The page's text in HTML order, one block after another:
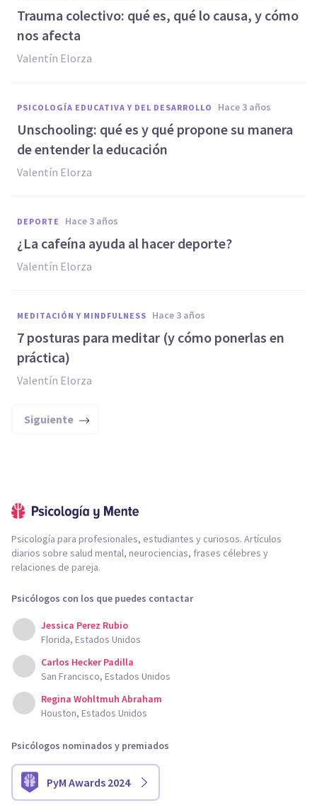
Trauma colectivo: qué es, qué lo causa, y cómo
nos afecta
Valentín Elorza
PSICOLOGÍA EDUCATIVA Y DEL DESARROLLO hace 3 años
Unschooling: qué es y qué propone su manera
de entender la educación
Valentín Elorza
DEPORTE hace 3 años
¿La cafeína ayuda al hacer deporte?
Valentín Elorza
MEDITACIÓN Y MINDFULNESS hace 3 años
7 posturas para meditar (y cómo ponerlas en
práctica)
Valentín Elorza
Siguiente
Psicología para profesionales, estudiantes y curiosos. Artículos
diarios sobre salud mental, neurociencias, frases célebres y
relaciones de pareja.
Psicólogos con los que puedes contactar
Jessica Perez Rubio
Florida, Estados Unidos
Carlos Hecker Padilla
San Francisco, Estados Unidos
Regina Wohltmuh Abraham
Houston, Estados Unidos
Psicólogos nominados y premiados
PyM Awards 2024